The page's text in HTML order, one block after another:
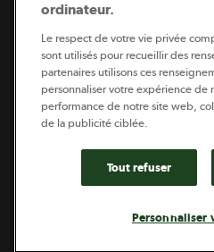
Coopérateur est
Il est l’outil
québécoise.
ordinateur.
Le respect de votre vie privée
sont utilisés pour recueillir des
partenaires utilisons ces
personnaliser votre expérience de
performance de notre site web,
de la publicité ciblée.
Tout refuser
Personnaliser